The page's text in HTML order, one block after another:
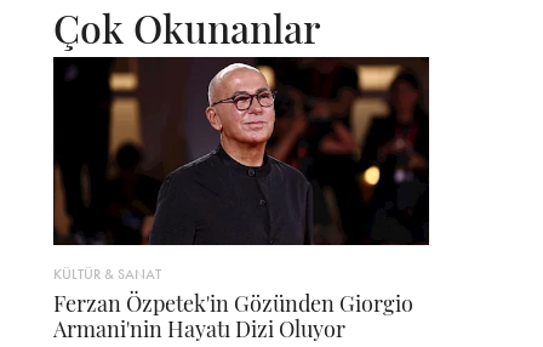
Çok Okunanlar
KÜLTÜR & SANAT
Ferzan Özpetek'in Gözünden Giorgio
Armani'nin Hayatı Dizi Oluyor